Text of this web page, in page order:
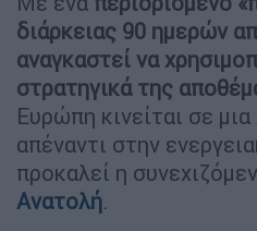
διάρκειας 90 ημερών
αναγκαστεί να
στρατηγικά της
Ευρώπη κινείται σε
απέναντι στην
προκαλεί η
Ανατολή.